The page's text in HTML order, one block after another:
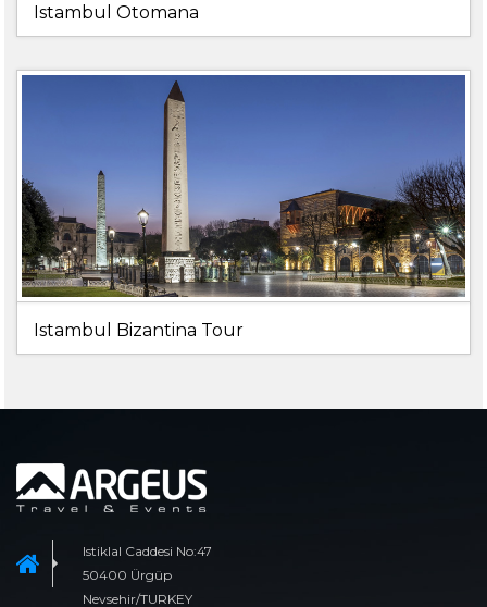
Istambul Otomana
Istambul Bizantina Tour
Istiklal Caddesi No:47
50400 Ürgüp
Nevsehir/TURKEY